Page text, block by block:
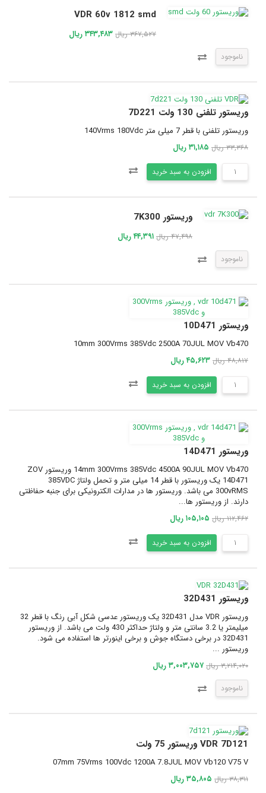
VDR 60v 1812 smd
۳۶۷,۵۲۷ ریال ۳۴۳,۴۸۳ ریال
ناموجود
وریستور تلفنی 130 ولت 7D221
وریستور تلفنی با قطر 7 میلی متر 140Vrms 180Vdc
۳۳,۳۶۸ ریال ۳۱,۱۸۵ ریال
افزودن به سبد خرید
وریستور 7K300
۴۷,۴۹۸ ریال ۴۴,۳۹۱ ریال
ناموجود
وریستور 10D471
10mm 300Vrms 385Vdc 2500A 70JUL MOV Vb470
۴۸,۸۱۷ ریال ۴۵,۶۲۳ ریال
افزودن به سبد خرید
وریستور 14D471
14mm 300Vrms 385Vdc 4500A 90JUL MOV Vb470 وریستور ZOV
14D471 یک وریستور با قطر 14 میلی متر و تحمل ولتاژ 385VDC
300vRMS می باشد. وریستور ها در مدارات الکترونیکی برای جنبه حفاظتی
دارند. از وریستور ها...
۱۱۲,۴۶۲ ریال ۱۰۵,۱۰۵ ریال
افزودن به سبد خرید
وریستور 32D431
وریستور VDR مدل 32D431 یک وریستور عدسی شکل آبی رنگ با قطر 32
میلیمتر یا 3.2 سانتی متر و ولتاژ حداکثر 430 ولت می باشد. از وریستور
32D431 در برخی دستگاه جوش و برخی اینورتر ها استفاده می شود.
وریستور ...
۳,۲۱۴,۰۲۰ ریال ۳,۰۰۳,۷۵۷ ریال
ناموجود
VDR 7D121 وریستور 75 ولت
07mm 75Vrms 100Vdc 1200A 7.8JUL MOV Vb120 V75 V
۳۸,۳۱۱ ریال ۳۵,۸۰۵ ریال